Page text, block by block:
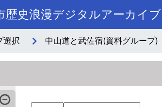
歴史浪漫デジタルアーカイブ
選択 中山道と武佐宿(資料グループ)